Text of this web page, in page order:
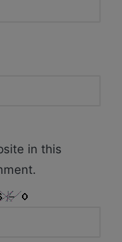
in this